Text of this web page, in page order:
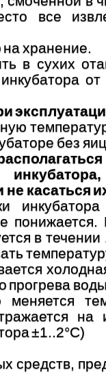
все
на хранение.
в сухих
без
не касаться
в
прогрева
на
±1..2°C)
средств,